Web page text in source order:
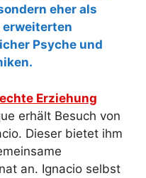
eher als
erweiterten
Psyche und
Erziehung
erhält Besuch von
Dieser bietet ihm
an. Ignacio selbst